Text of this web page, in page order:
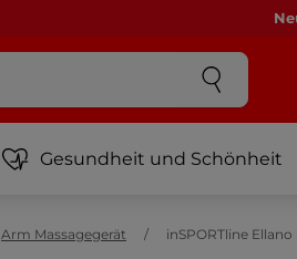
Gesundheit und Schönheit
Arm Massagegerät inSPORTline